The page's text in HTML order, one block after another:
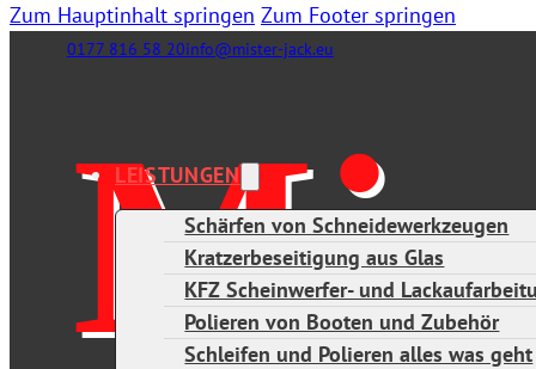
Zum Hauptinhalt springen Zum Footer springen
0177 816 58 20info@mister-jack.eu
LEISTUNGEN
Schärfen von Schneidewerkzeugen
Kratzerbeseitigung aus Glas
KFZ Scheinwerfer- und
Polieren von Booten und Zubehör
Schleifen und Polieren alles was geht